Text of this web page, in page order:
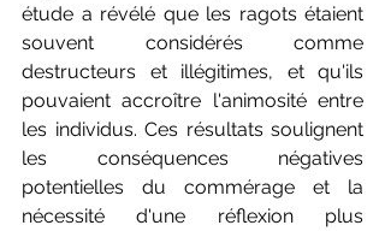
étude a révélé que les ragots étaient
souvent considérés comme
destructeurs et illégitimes, et qu'ils
pouvaient accroître l'animosité entre
les individus. Ces résultats soulignent
les conséquences négatives
potentielles du commérage et la
nécessité d'une réflexion plus